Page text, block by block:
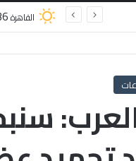
القاهرة
العرب: